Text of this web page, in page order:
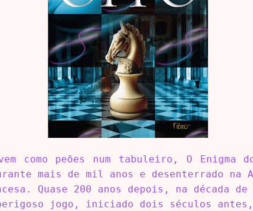
como peões num tabuleiro, O
mais de mil anos e desenterrado na
Quase 200 anos depois, na década
jogo, iniciado dois séculos antes,